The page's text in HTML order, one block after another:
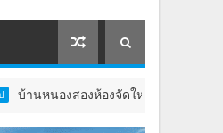
งสองห้องจัดใหญ่ “แห่เทียนพรรษา–ผ้าป่